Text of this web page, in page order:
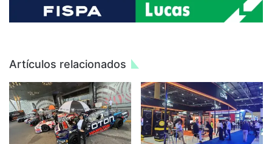
Artículos relacionados